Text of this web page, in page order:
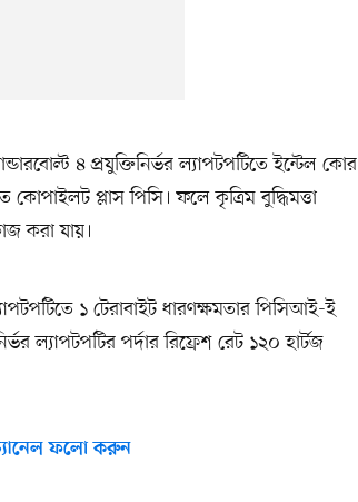
৪ প্রযুক্তিনির্ভর ল্যাপটপটিতে ইন্টেল কোর
প্লাস পিসি। ফলে কৃত্রিম বুদ্ধিমত্তা
করা যায়।
১ টেরাবাইট ধারণক্ষমতার পিসিআই-ই
ল্যাপটপটির পর্দার রিফ্রেশ রেট ১২০ হার্টজ
ফলো করুন